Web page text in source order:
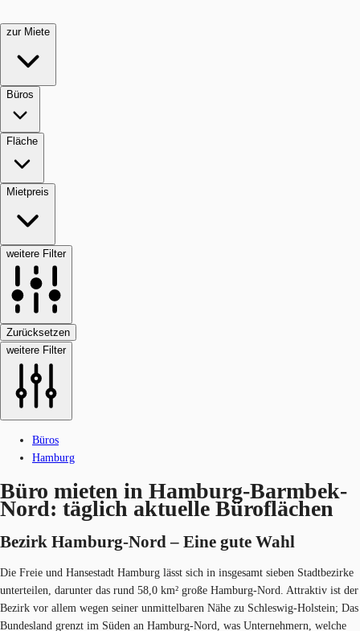
zur Miete
Büros
Fläche
Mietpreis
weitere Filter
Zurücksetzen
weitere Filter
Büros
Hamburg
Büro mieten in Hamburg-Barmbek-
Nord: täglich aktuelle Büroflächen
Bezirk Hamburg-Nord – Eine gute ​Wahl
Die Freie und Hansestadt Hamburg lässt sich in insgesamt sieben Stadtbezirke
unterteilen, darunter das rund 58,0 km² große Hamburg-Nord. Attraktiv ist der
Bezirk vor allem wegen seiner unmittelbaren Nähe zu Schleswig-Holstein; Das
Bundesland grenzt im Süden an Hamburg-Nord, was Unternehmern, welche